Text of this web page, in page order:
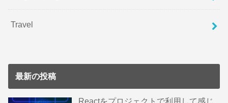
Travel
最新の投稿
Reactをプロジェクトで利用して感じ